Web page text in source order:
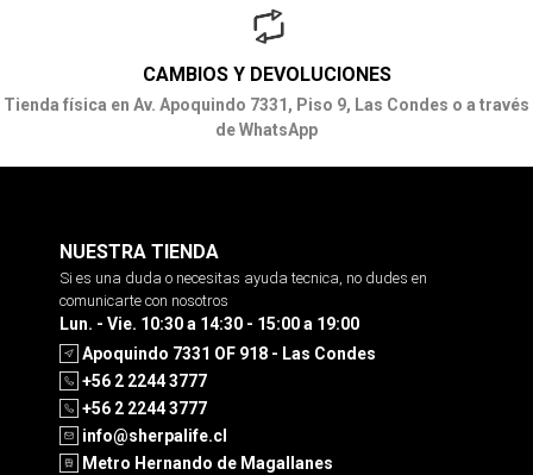
CAMBIOS Y DEVOLUCIONES
Tienda física en Av. Apoquindo 7331, Piso 9, Las Condes o a través
de WhatsApp
NUESTRA TIENDA
Si es una duda o necesitas ayuda tecnica, no dudes en
comunicarte con nosotros
Lun. - Vie. 10:30 a 14:30 - 15:00 a 19:00
Apoquindo 7331 OF 918 - Las Condes
+56 2 2244 3777
+56 2 2244 3777
info@sherpalife.cl
Metro Hernando de Magallanes